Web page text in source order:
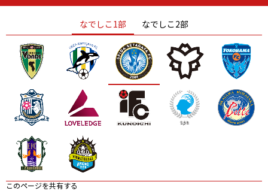
ニッパツ
ニッパツ 名古屋
石人の星
静岡 愛媛Ｌ
なでしこ1部 なでしこ2部
このページを共有する